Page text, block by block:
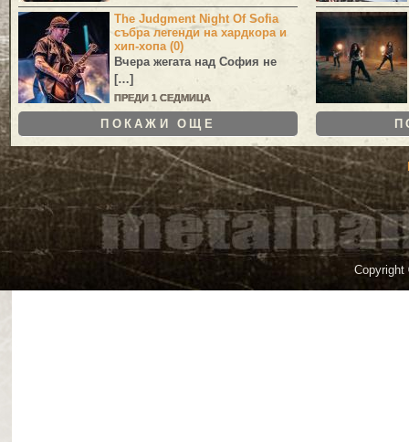
The Judgment Night Of Sofia
събра легенди на хардкора и
хип-хопа (0)
Вчера жегата над София не
[…]
ПРЕДИ 1 СЕДМИЦА
ПОКАЖИ ОЩЕ